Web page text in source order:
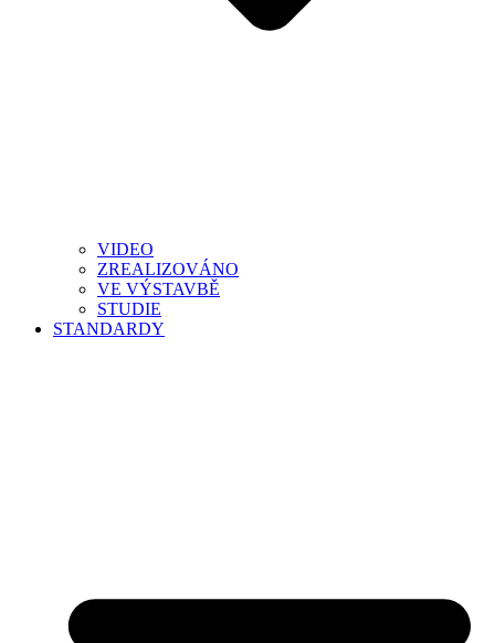
VIDEO
ZREALIZOVÁNO
VE VÝSTAVBĚ
STUDIE
STANDARDY